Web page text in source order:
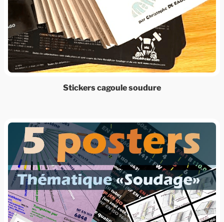
Stickers cagoule soudure